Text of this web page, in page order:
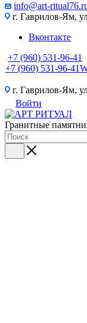
info@art-
г. Гаврилов-Ям,
Вконтакте
+7 (960) 531-96-41
+7 (960) 531-96-41
г. Гаврилов-Ям,
Войти
Гранитные